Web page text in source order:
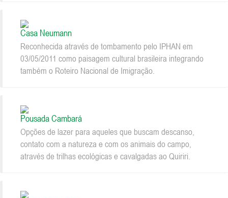
Casa Neumann
Reconhecida através de tombamento pelo IPHAN em
03/05/2011 como paisagem cultural brasileira integrando
também o Roteiro Nacional de Imigração.
Pousada Cambará
Opções de lazer para aqueles que buscam descanso,
contato com a natureza e com os animais do campo,
através de trilhas ecológicas e cavalgadas ao Quiriri.